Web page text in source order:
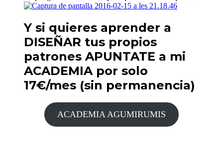
Y si quieres aprender a
DISEÑAR tus propios
patrones APUNTATE a mi
ACADEMIA por solo
17€/mes (sin permanencia)
ACADEMIA AGUMIRUMIS